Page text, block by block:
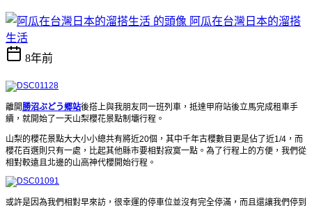
阿瓜在台灣日本的溜搭
生活
8年前
離開勝沼ぶどう郷站後搭上與我朋友同一班列車，抵達甲府站後立馬完成租車手
續，就開始了一天山梨櫻花景點制壩行程。
山梨的櫻花景點大大小小總共有將近20個，其中千年古櫻數目更是佔了近1/4，而
櫻花百選則只有一處，比起其他縣市要相對寂寞一點。為了行程上的方便，我們從
相對較遠且北邊的山高神代櫻開始行程。
或許是因為我們相對早來訪，很幸運的停車位並沒有完全停滿，而且還讓我們停到